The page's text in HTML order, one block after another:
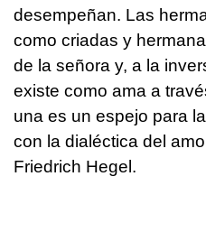
desempeñan. Las
como criadas y
de la señora y, a la
existe como ama a
una es un espejo para
con la dialéctica del
Friedrich Hegel.